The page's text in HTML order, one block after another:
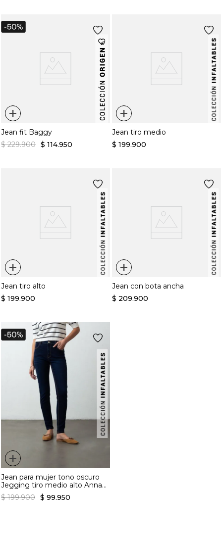
+
Jean fit Baggy
$ 229.900 $ 114.950
+
Jean tiro medio
$ 199.900
+
Jean tiro alto
$ 199.900
+
Jean con bota ancha
$ 209.900
+
Jean para mujer tono oscuro
Jegging tiro medio alto Anna
infaltable
$ 199.900 $ 99.950